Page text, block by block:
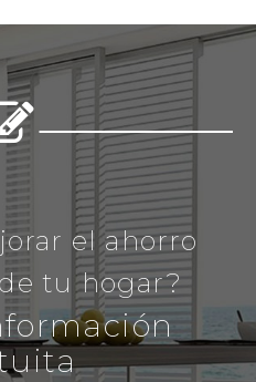
el ahorro
tu hogar?